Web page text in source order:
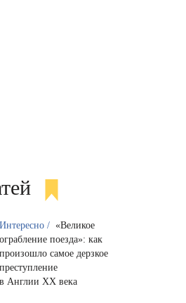
Интересно / «Великое
ограбление поезда»: как
произошло самое дерзкое
преступление
в Англии XX века